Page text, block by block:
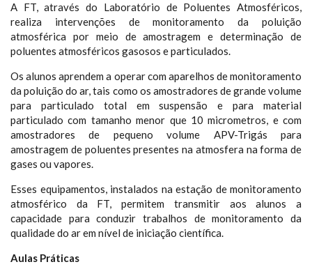
A FT, através do Laboratório de Poluentes Atmosféricos,
realiza intervenções de monitoramento da poluição
atmosférica por meio de amostragem e determinação de
poluentes atmosféricos gasosos e particulados.
Os alunos aprendem a operar com aparelhos de monitoramento
da poluição do ar, tais como os amostradores de grande volume
para particulado total em suspensão e para material
particulado com tamanho menor que 10 micrometros, e com
amostradores de pequeno volume APV-Trigás para
amostragem de poluentes presentes na atmosfera na forma de
gases ou vapores.
Esses equipamentos, instalados na estação de monitoramento
atmosférico da FT, permitem transmitir aos alunos a
capacidade para conduzir trabalhos de monitoramento da
qualidade do ar em nível de iniciação científica.
Aulas Práticas